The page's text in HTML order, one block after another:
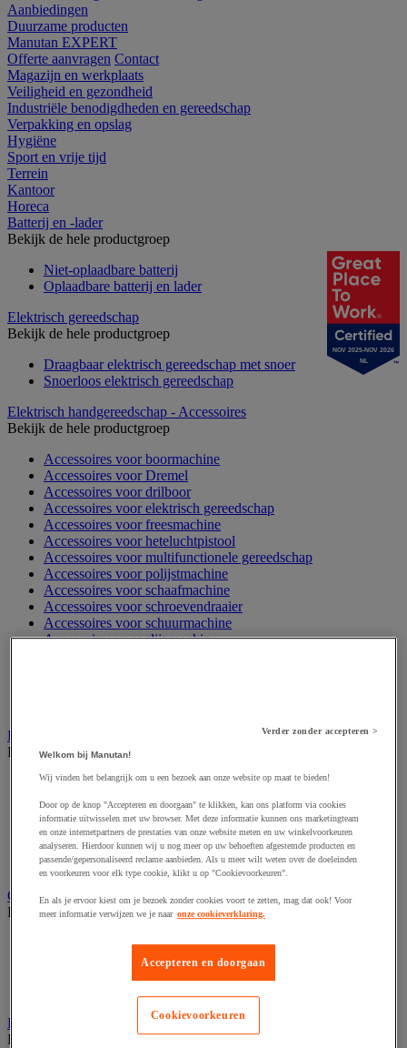
Aanbiedingen
Duurzame producten
Manutan EXPERT
Offerte aanvragen Contact
Magazijn en werkplaats
Veiligheid en gezondheid
Industriële benodigdheden en gereedschap
Verpakking en opslag
Hygiëne
Sport en vrije tijd
Terrein
Kantoor
Horeca
Batterij en -lader
Bekijk de hele productgroep
Niet-oplaadbare batterij
Oplaadbare batterij en lader
Elektrisch gereedschap
Bekijk de hele productgroep
Draagbaar elektrisch gereedschap met snoer
Snoerloos elektrisch gereedschap
Elektrisch handgereedschap - Accessoires
Bekijk de hele productgroep
Accessoires voor boormachine
Accessoires voor Dremel
Accessoires voor drilboor
Accessoires voor elektrisch gereedschap
Accessoires voor freesmachine
Accessoires voor heteluchtpistool
Accessoires voor multifunctionele gereedschap
Accessoires voor polijstmachine
Accessoires voor schaafmachine
Accessoires voor schroevendraaier
Accessoires voor schuurmachine
Accessoires voor slijpmachine
Elektrische toebehoren en verlichting
Bekijk de hele productgroep
Accessoires voor elektrisch schakelpaneel
Batterij, oplader en kabel
Elektrische kabel
Elektrische uitrusting
Verlengsnoer, stekkerdoos en kapelhaspel
Wandcontactdoos en schakelaar
Gereedschap opbergen
Bekijk de hele productgroep
Assortimentsdoos en gereedschapkoffer
Gereedschapskist en opbergtas
Handgereedschap
Bekijk de hele productgroep
NOV 2025-NOV 2026
NL
Verder zonder accepteren >
Welkom bij Manutan!
Wij vinden het belangrijk om u een bezoek aan onze website op maat te bieden!
Door op de knop "Accepteren en doorgaan" te klikken, kan ons platform via cookies
informatie uitwisselen met uw browser. Met deze informatie kunnen ons marketingteam
en onze internetpartners de prestaties van onze website meten en uw winkelvoorkeuren
analyseren. Hierdoor kunnen wij u nog meer op uw behoeften afgestemde producten en
passende/gepersonaliseerd reclame aanbieden. Als u meer wilt weten over de doeleinden
en voorkeuren voor elk type cookie, klikt u op "Cookievoorkeuren".
En als je ervoor kiest om je bezoek zonder cookies voort te zetten, mag dat ook! Voor
meer informatie verwijzen we je naar onze cookieverklaring.
Accepteren en doorgaan
Cookievoorkeuren